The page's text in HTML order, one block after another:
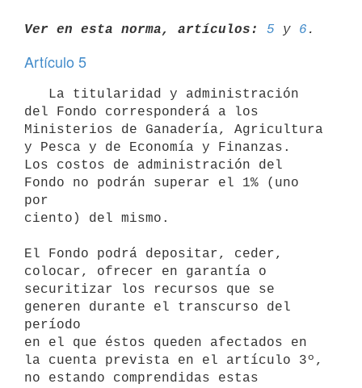
Ver en esta norma, artículos: 5 y 6
Artículo 5
del Fondo corresponderá a los
Ministerios de Ganadería, Agricultura
y Pesca y de Economía y Finanzas.
Los costos de administración del
Fondo no podrán superar el 1% (uno
por
ciento) del mismo.
El Fondo podrá depositar, ceder,
colocar, ofrecer en garantía o
securitizar los recursos que se
generen durante el transcurso del
período
en el que éstos queden afectados en
la cuenta prevista en el artículo 3º,
no estando comprendidas estas